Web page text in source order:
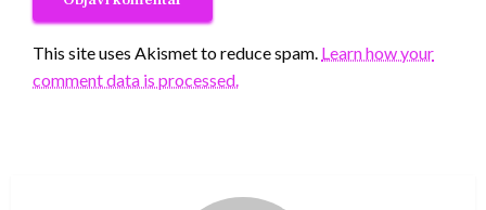
This site uses Akismet to reduce spam. Learn how your
comment data is processed.